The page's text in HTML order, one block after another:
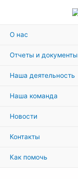
О нас
Отчеты и документы
Наша деятельность
Наша команда
Новости
Контакты
Как помочь